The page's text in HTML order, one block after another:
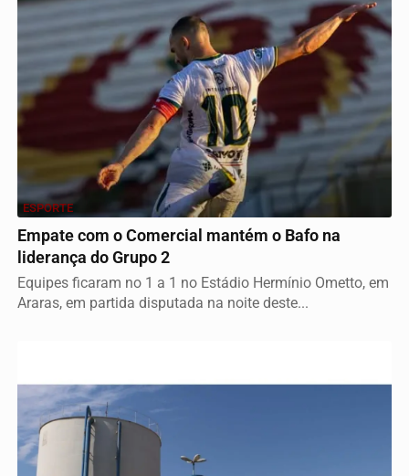
ESPORTE
Empate com o Comercial mantém o Bafo na
liderança do Grupo 2
Equipes ficaram no 1 a 1 no Estádio Hermínio Ometto, em
Araras, em partida disputada na noite deste...